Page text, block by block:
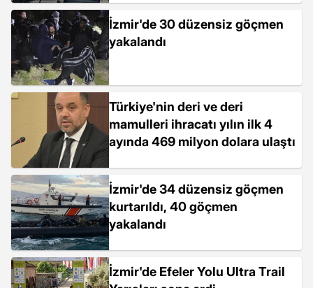
İzmir'de 30 düzensiz göçmen
yakalandı
Türkiye'nin deri ve deri
mamulleri ihracatı yılın ilk 4
ayında 469 milyon dolara ulaştı
İzmir'de 34 düzensiz göçmen
kurtarıldı, 40 göçmen
yakalandı
İzmir'de Efeler Yolu Ultra Trail